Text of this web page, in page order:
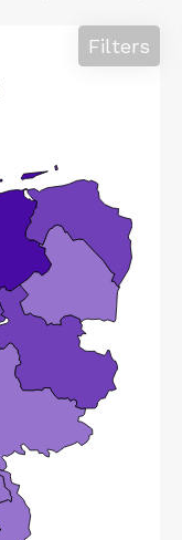
Filters